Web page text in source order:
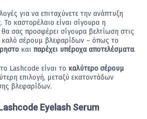
για να επιταχύνετε την ανάπτυξη
καστορέλαιο είναι σίγουρα η
σας προσφέρει σίγουρα βελτίωση στις
καλό σέρουμ βλεφαρίδων – όπως το
και παρέχει υπέροχα αποτελέσματα.
Lashcode είναι το καλύτερο σέρουμ
επιλογή, μεταξύ εκατοντάδων
βλεφαρίδων.
Eyelash Serum